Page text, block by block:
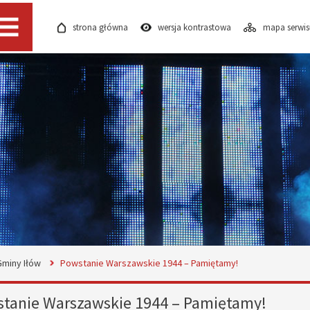
Menu strona główna wersja kontrastowa mapa
Iłów Powstanie Warszawskie 1944 – Pamiętamy!
Warszawskie 1944 – Pamiętamy!